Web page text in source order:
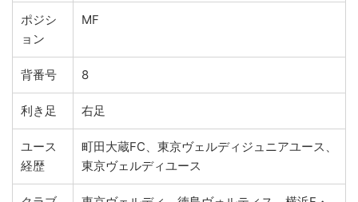
ポジシ
ョン
MF
背番号 8
利き足 右足
ユース
経歴
町田大蔵FC、東京ヴェルディジュニアユース、
東京ヴェルディユース